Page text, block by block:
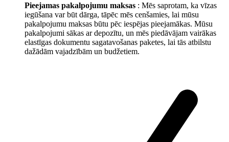
Pieejamas pakalpojumu maksas : Mēs saprotam, ka vīzas
iegūšana var būt dārga, tāpēc mēs cenšamies, lai mūsu
pakalpojumu maksas būtu pēc iespējas pieejamākas. Mūsu
pakalpojumi sākas ar depozītu, un mēs piedāvājam vairākas
elastīgas dokumentu sagatavošanas paketes, lai tās atbilstu
dažādām vajadzībām un budžetiem.